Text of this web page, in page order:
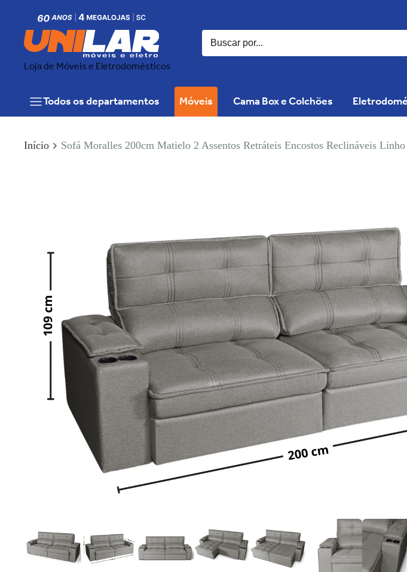
Loja de Móveis e Eletrodomésticos
Todos os departamentos Móveis Cama Box e Colchões
Início Sofá Moralles 200cm Matielo 2 Assentos Retráteis Encostos Reclináveis